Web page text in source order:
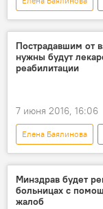
Происшествия
гибель
Пострадавшим от
нужны будут
реабилитации
7 июня 2016, 16:06
Елена Баялинова
Общество
Министерство
лекарства
Минздрав будет
больницах с
жалоб